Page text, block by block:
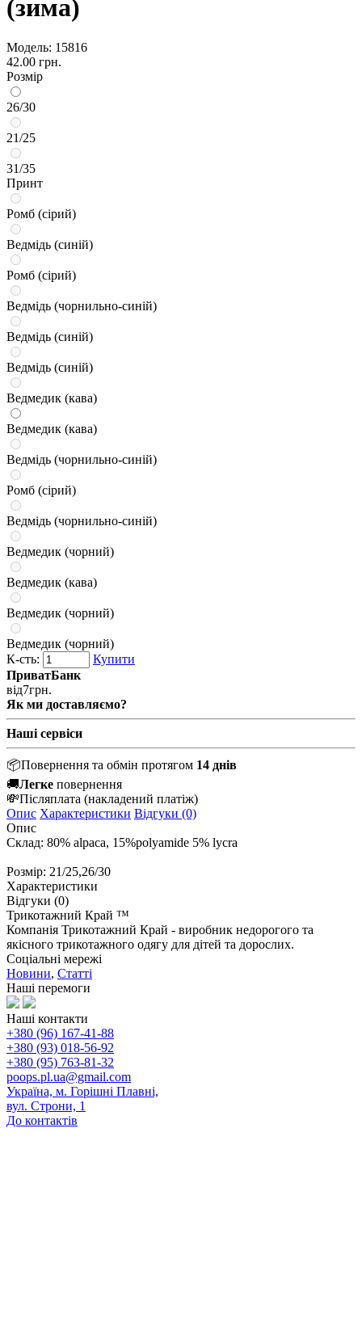
(зима)
Модель: 15816
42.00 грн.
Розмір
26/30
21/25
31/35
Принт
Ромб (сірий)
Ведмідь (синій)
Ромб (сірий)
Ведмідь (чорнильно-синій)
Ведмідь (синій)
Ведмідь (синій)
Ведмедик (кава)
Ведмедик (кава)
Ведмідь (чорнильно-синій)
Ромб (сірий)
Ведмідь (чорнильно-синій)
Ведмедик (чорний)
Ведмедик (кава)
Ведмедик (чорний)
Ведмедик (чорний)
К-сть:
Купити
ПриватБанк
від7грн.
Як ми доставляємо?
Наші сервіси
📦Повернення та обмін протягом 14 днів
🚚Легке повернення
💸Післяплата (накладений платіж)
Опис Характеристики Відгуки (0)
Опис
Склад: 80% alpaca, 15%polyamide 5% lycra
Розмір: 21/25,26/30
Характеристики
Відгуки (0)
Трикотажний Край ™
Компанія Трикотажний Край - виробник недорогого та
якісного трикотажного одягу для дітей та дорослих.
Соціальні мережі
Новини, Статті
Наші перемоги
Наші контакти
+380 (96) 167-41-88
+380 (93) 018-56-92
+380 (95) 763-81-32
poops.pl.ua@gmail.com
Україна, м. Горішні Плавні,
вул. Строни, 1
До контактів